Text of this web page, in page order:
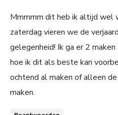
Mmmmm dit heb ik altijd wel
zaterdag vieren we de
gelegenheid! Ik ga er 2
hoe ik dit als beste kan
ochtend al maken of alleen
maken.